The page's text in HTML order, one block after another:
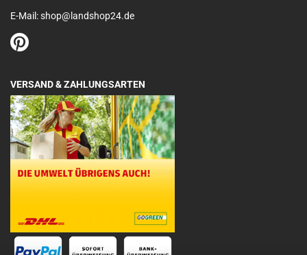
E-Mail: shop@landshop24.de
VERSAND & ZAHLUNGSARTEN